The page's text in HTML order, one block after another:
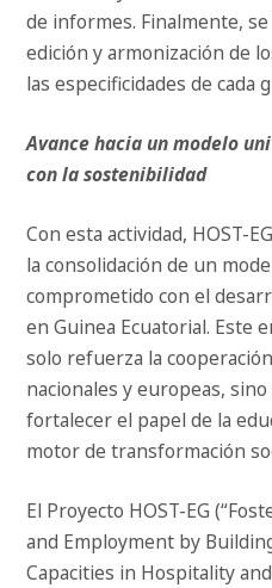
de informes. Finalmente,
edición y armonización de
las especificidades de cada
Avance hacia un modelo
con la sostenibilidad
Con esta actividad, HOST-
la consolidación de un
comprometido con el
en Guinea Ecuatorial. Este
solo refuerza la
nacionales y europeas,
fortalecer el papel de la
motor de transformación
El Proyecto HOST-EG
and Employment by
Capacities in Hospitality